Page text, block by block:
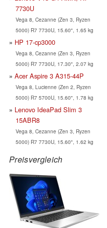
7730U
Vega 8, Cezanne (Zen 3, Ryzen
5000) R7 7730U, 15.60", 1.65 kg
HP 17-cp3000
Vega 8, Cezanne (Zen 3, Ryzen
5000) R7 7730U, 17.30", 2.07 kg
Acer Aspire 3 A315-44P
Vega 8, Lucienne (Zen 2, Ryzen
5000) R7 5700U, 15.60", 1.78 kg
Lenovo IdeaPad Slim 3
15ABR8
Vega 8, Cezanne (Zen 3, Ryzen
5000) R7 7730U, 15.60", 1.62 kg
Preisvergleich